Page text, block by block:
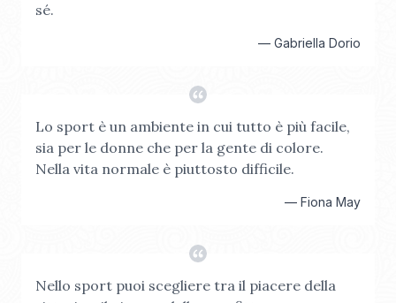
sé.
— Gabriella Dorio
Lo sport è un ambiente in cui tutto è più facile,
sia per le donne che per la gente di colore.
Nella vita normale è piuttosto difficile.
— Fiona May
Nello sport puoi scegliere tra il piacere della